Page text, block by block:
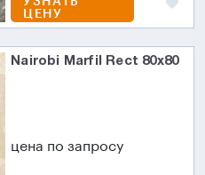
ЦЕНУ
Nairobi Marfil Rect 80x80
цена по запросу